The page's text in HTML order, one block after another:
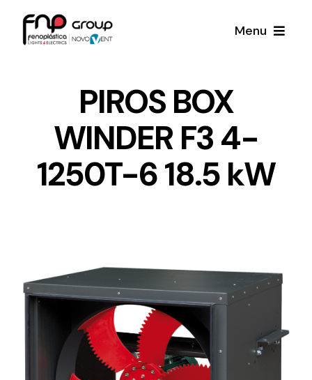
Menu
Lighting and Electrical
Equipment
Noticias
Proyectos
PIROS BOX
WINDER F3 4-
1250T-6 18.5 kW